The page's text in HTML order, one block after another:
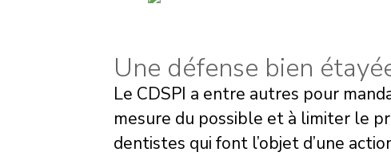
Une défense bien
Le CDSPI a entre autres pour
mesure du possible et à limiter le
dentistes qui font l’objet d’une